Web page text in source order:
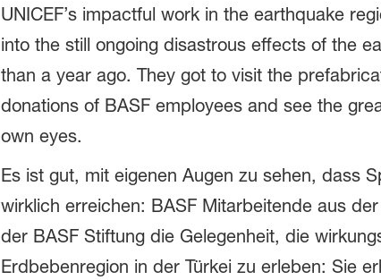
UNICEF’s impactful work in the earthquake
into the still ongoing disastrous effects of the
than a year ago. They got to visit the
donations of BASF employees and see the
own eyes.
Es ist gut, mit eigenen Augen zu sehen, dass
wirklich erreichen: BASF Mitarbeitende aus
der BASF Stiftung die Gelegenheit, die
Erdbebenregion in der Türkei zu erleben: Sie